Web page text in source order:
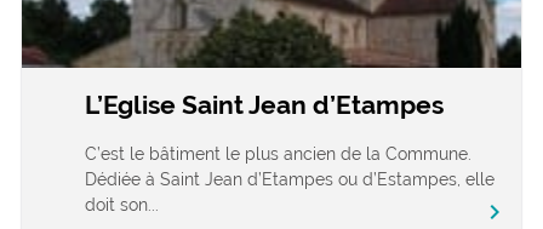
L’Eglise Saint Jean d’Etampes
C’est le bâtiment le plus ancien de la Commune.
Dédiée à Saint Jean d’Etampes ou d’Estampes, elle
doit son...
chevron_right